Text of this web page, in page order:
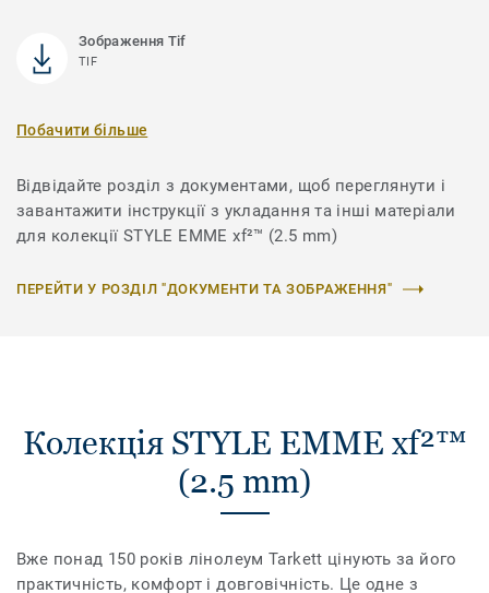
Зображення Tif
TIF
Побачити більше
Відвідайте розділ з документами, щоб переглянути і
завантажити інструкції з укладання та інші матеріали
для колекції STYLE EMME xf²™ (2.5 mm)
ПЕРЕЙТИ У РОЗДІЛ "ДОКУМЕНТИ ТА ЗОБРАЖЕННЯ"
Колекція STYLE EMME xf²™
(2.5 mm)
Вже понад 150 років лінолеум Tarkett цінують за його
практичність, комфорт і довговічність. Це одне з